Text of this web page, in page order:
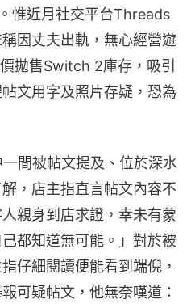
惟近月社交平台Threads
因丈夫出軌，無心經營遊
拋售Switch 2庫存，吸引
文用字及照片存疑，恐為
一間被帖文提及、位於深水
，店主指直言帖文內容不
親身到店求證，幸未有蒙
都知道無可能。」對於被
仔細閱讀便能看到端倪，
可疑帖文，他無奈嘆道：